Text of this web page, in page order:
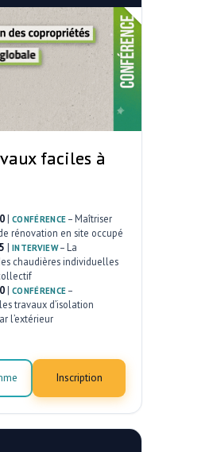
faciles à
| CONFÉRENCE – Maîtriser
rénovation en site occupé
| INTERVIEW– La
chaudières individuelles
| CONFÉRENCE –
travaux d’isolation
l’extérieur
Inscription